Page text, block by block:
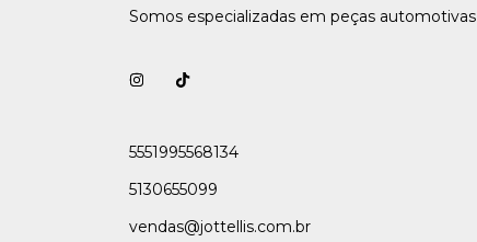
Somos especializadas em peças automotivas
5551995568134
5130655099
vendas@jottellis.com.br